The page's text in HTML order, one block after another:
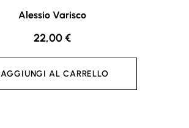
Alessio Varisco
22,00€
AGGIUNGI AL CARRELLO